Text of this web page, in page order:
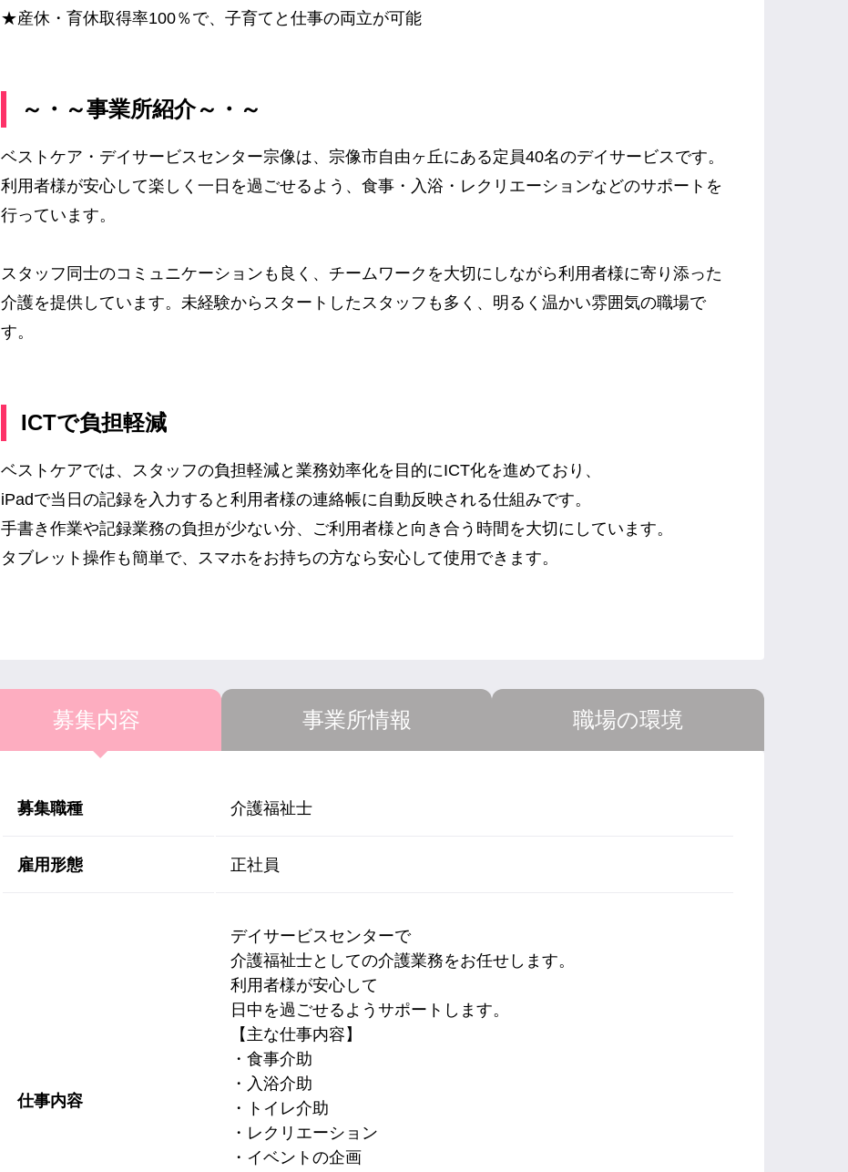
★産休・育休取得率100％で、子育てと仕事の両立が可能
～・～事業所紹介～・～
ベストケア・デイサービスセンター宗像は、宗像市自由ヶ丘にある定員40名のデイサービスです。
利用者様が安心して楽しく一日を過ごせるよう、食事・入浴・レクリエーションなどのサポートを
行っています。
スタッフ同士のコミュニケーションも良く、チームワークを大切にしながら利用者様に寄り添った
介護を提供しています。未経験からスタートしたスタッフも多く、明るく温かい雰囲気の職場で
す。
ICTで負担軽減
ベストケアでは、スタッフの負担軽減と業務効率化を目的にICT化を進めており、
iPadで当日の記録を入力すると利用者様の連絡帳に自動反映される仕組みです。
手書き作業や記録業務の負担が少ない分、ご利用者様と向き合う時間を大切にしています。
タブレット操作も簡単で、スマホをお持ちの方なら安心して使用できます。
募集内容 事業所情報 職場の環境
募集職種 介護福祉士
雇用形態 正社員
仕事内容
デイサービスセンターで
介護福祉士としての介護業務をお任せします。
利用者様が安心して
日中を過ごせるようサポートします。
【主な仕事内容】
・食事介助
・入浴介助
・トイレ介助
・レクリエーション
・イベントの企画